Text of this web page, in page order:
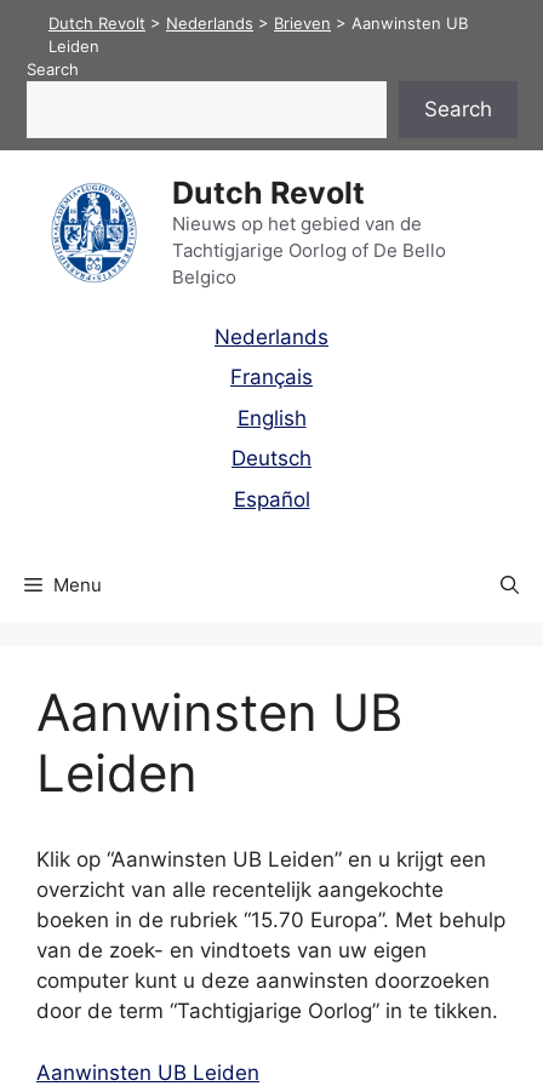
content
Dutch Revolt > Nederlands > Brieven > Aanwinsten UB
Leiden
Search
Search
Dutch Revolt
Nieuws op het gebied van de
Tachtigjarige Oorlog of De Bello
Belgico
Nederlands
Français
English
Deutsch
Español
Menu
Aanwinsten UB
Leiden
Klik op “Aanwinsten UB Leiden” en u krijgt een
overzicht van alle recentelijk aangekochte
boeken in de rubriek “15.70 Europa”. Met behulp
van de zoek- en vindtoets van uw eigen
computer kunt u deze aanwinsten doorzoeken
door de term “Tachtigjarige Oorlog” in te tikken.
Aanwinsten UB Leiden